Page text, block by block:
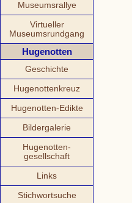
Museumsrallye
Virtueller
Museumsrundgang
Hugenotten
Geschichte
Hugenottenkreuz
Hugenotten-Edikte
Bildergalerie
Hugenotten-
gesellschaft
Links
Stichwortsuche